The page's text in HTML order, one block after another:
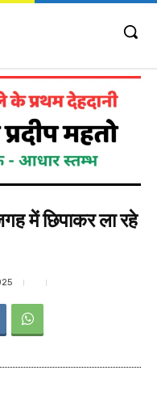
में छिपाकर ला रहे